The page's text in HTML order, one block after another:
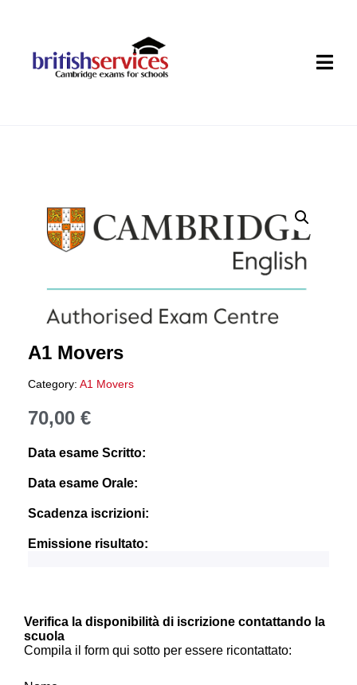
A1 Movers
Category: A1 Movers
70,00 €
Data esame Scritto:
Data esame Orale:
Scadenza iscrizioni:
Emissione risultato:
Verifica la disponibilità di iscrizione contattando la
scuola
Compila il form qui sotto per essere ricontattato: